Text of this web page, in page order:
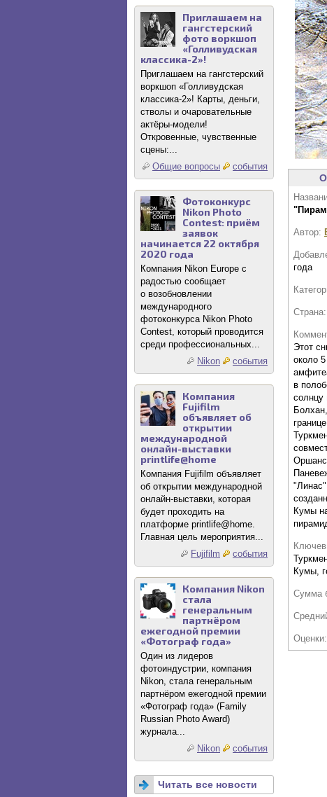
Приглашаем на
гангстерский
фото воркшоп
«Голливудская
классика-2»!
Приглашаем на гангстерский
воркшоп «Голливудская
классика-2»! Карты, деньги,
стволы и очаровательные
актёры-модели!
Откровенные, чувственные
сцены:...
Общие вопросы
события
Фотоконкурс
Nikon Photo
Contest: приём
заявок
начинается 22 октября
2020 года
Компания Nikon Europe с
радостью сообщает
о возобновлении
международного
фотоконкурса Nikon Photo
Contest, который проводится
среди профессиональных...
Nikon
события
Компания
Fujifilm
объявляет об
открытии
международной
онлайн-выставки
printlife@home
Компания Fujifilm объявляет
об открытии международной
онлайн-выставки, которая
будет проходить на
платформе printlife@home.
Главная цель мероприятия...
Fujifilm
события
Компания Nikon
стала
генеральным
партнёром
ежегодной премии
«Фотограф года»
Один из лидеров
фотоиндустрии, компания
Nikon, стала генеральным
партнёром ежегодной премии
«Фотограф года» (Family
Russian Photo Award)
журнала...
Nikon
события
Читать все новости
Автор:
года
Страна:
Этот
около
в
солнцу
Кумы
Кумы,
Сумма
Оценки: